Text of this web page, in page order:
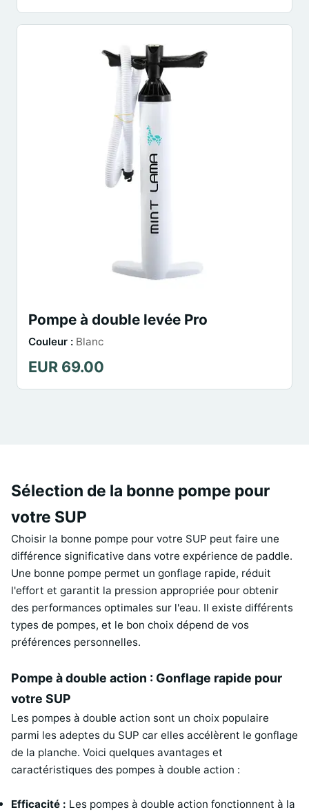
Pompe à double levée Pro
Couleur : Blanc
EUR 69.00
Sélection de la bonne pompe pour
votre SUP
Choisir la bonne pompe pour votre SUP peut faire une
différence significative dans votre expérience de paddle.
Une bonne pompe permet un gonflage rapide, réduit
l'effort et garantit la pression appropriée pour obtenir
des performances optimales sur l'eau. Il existe différents
types de pompes, et le bon choix dépend de vos
préférences personnelles.
Pompe à double action : Gonflage rapide pour
votre SUP
Les pompes à double action sont un choix populaire
parmi les adeptes du SUP car elles accélèrent le gonflage
de la planche. Voici quelques avantages et
caractéristiques des pompes à double action :
Efficacité : Les pompes à double action fonctionnent à la